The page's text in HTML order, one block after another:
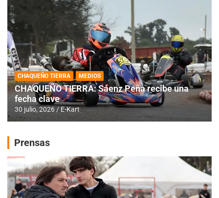
CHAQUEÑO TIERRA MEDIOS
CHAQUEÑO TIERRA: Sáenz Peña recibe una
fecha clave
30 julio, 2026 E-Kart
Prensas